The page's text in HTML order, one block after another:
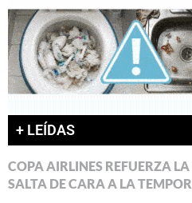
+ LEÍDAS
COPA AIRLINES REFUERZA
SALTA DE CARA A LA